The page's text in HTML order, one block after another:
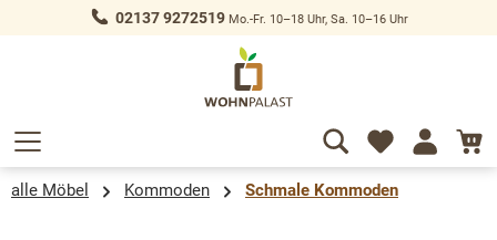
springen 02137 9272519Mo.-Fr. 10–18 Uhr, Sa. 10–16 Uhr
alle Möbel Kommoden Schmale Kommoden